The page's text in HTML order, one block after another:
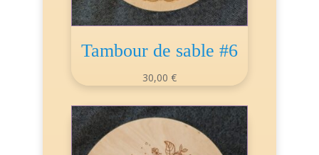
Tambour de sable #6
30,00 €